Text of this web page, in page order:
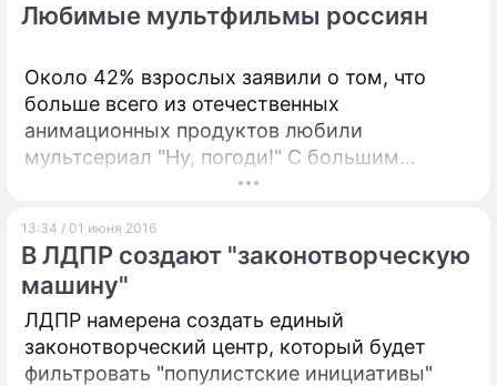
Любимые мультфильмы россиян
Около 42% взрослых заявили о том, что
больше всего из отечественных
анимационных продуктов любили
мультсериал "Ну, погоди!" С большим
отставанием идут "Винни-Пух" и
13:34 / 01 июня 2016
В ЛДПР создают "законотворческую
машину"
ЛДПР намерена создать единый
законотворческий центр, который будет
фильтровать "популистские инициативы"